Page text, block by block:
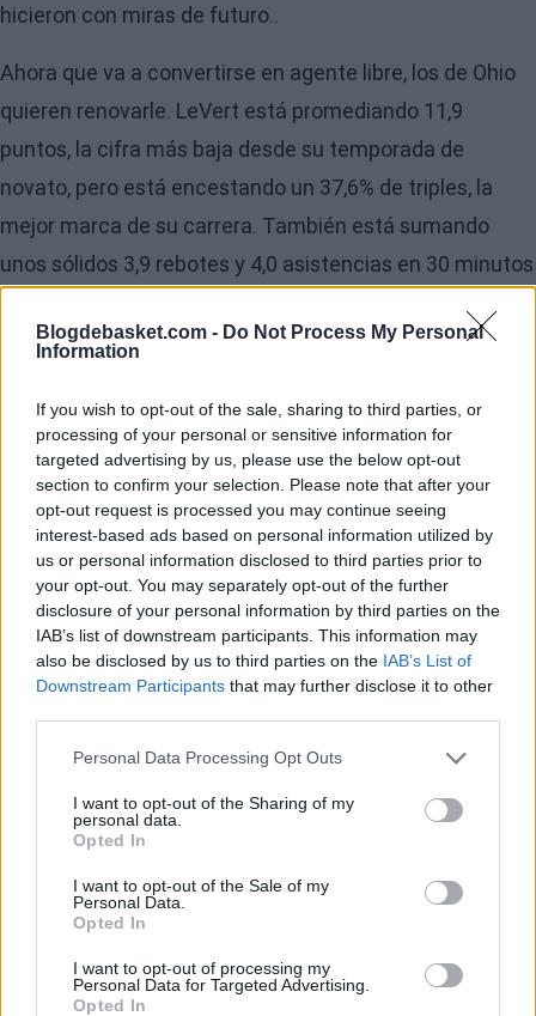
Blogdebasket.com - Do Not Process My Personal
Information
If you wish to opt-out of the sale, sharing to third parties, or
processing of your personal or sensitive information for
targeted advertising by us, please use the below opt-out
section to confirm your selection. Please note that after your
opt-out request is processed you may continue seeing
interest-based ads based on personal information utilized by
us or personal information disclosed to third parties prior to
your opt-out. You may separately opt-out of the further
disclosure of your personal information by third parties on the
IAB’s list of downstream participants. This information may
also be disclosed by us to third parties on the IAB’s List of
Downstream Participants that may further disclose it to other
Personal Data Processing Opt Outs
I want to opt-out of the Sharing of my
personal data.
Opted In
I want to opt-out of the Sale of my
Personal Data.
Opted In
I want to opt-out of processing my
Personal Data for Targeted Advertising.
Opted In
hicieron con miras de futuro..
Ahora que va a convertirse en agente libre, los de Ohio
quieren renovarle. LeVert está promediando 11,9
puntos, la cifra más baja desde su temporada de
novato, pero está encestando un 37,6% de triples, la
mejor marca de su carrera. También está sumando
unos sólidos 3,9 rebotes y 4,0 asistencias en 30 minutos
minutos que Ricky Rubio.